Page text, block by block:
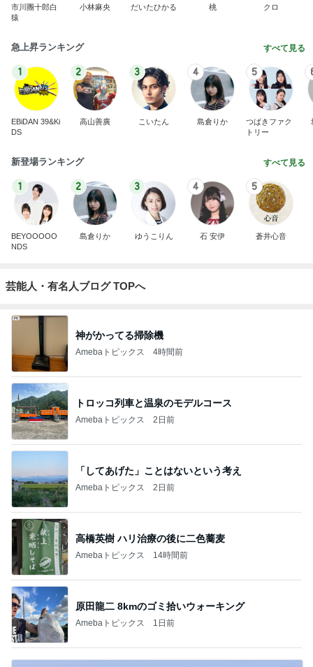
市川團十郎白
猿
小林麻央 だいたひかる 桃 クロ
急上昇ランキング すべて見る
1
EBiDAN 39&Ki
DS
2
高山善廣
3
こいたん
4
島倉りか
5
つばきファク
トリー
新登場ランキング すべて見る
1
BEYOOOOO
NDS
2
島倉りか
3
ゆうこりん
4
石 安伊
5
蒼井心音
芸能人・有名人ブログ TOPへ
神がかってる掃除機
Amebaトピックス 4時間前
トロッコ列車と温泉のモデルコース
Amebaトピックス 2日前
「してあげた」ことはないという考え
Amebaトピックス 2日前
高橋英樹 ハリ治療の後に二色蕎麦
Amebaトピックス 14時間前
原田龍二 8kmのゴミ拾いウォーキング
Amebaトピックス 1日前